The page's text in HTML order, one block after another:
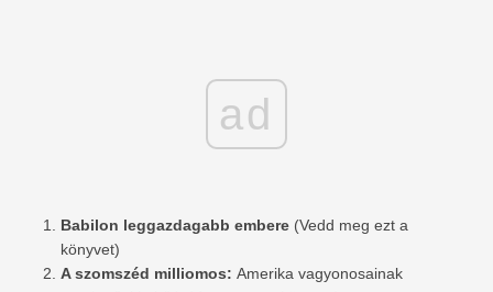
ad
Babilon leggazdagabb embere (Vedd meg ezt a
könyvet)
A szomszéd milliomos: Amerika vagyonosainak